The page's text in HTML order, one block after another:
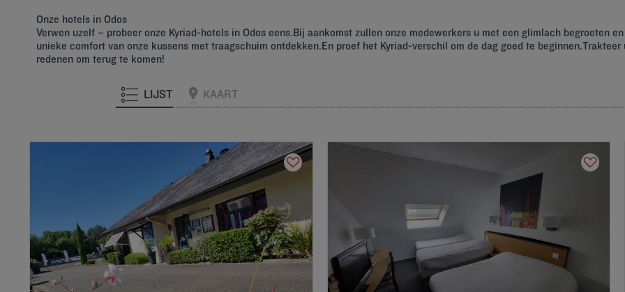
Onze hotels in Odos
Verwen uzelf – probeer onze Kyriad-hotels in Odos eens.Bij aankomst zullen onze medewerkers u met een glimlach begroeten
unieke comfort van onze kussens met traagschuim ontdekken.En proef het Kyriad-verschil om de dag goed te
redenen om terug te komen!
LIJST KAART